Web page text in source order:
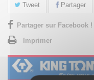
Tweet Partager
Partager sur Facebook !
Imprimer